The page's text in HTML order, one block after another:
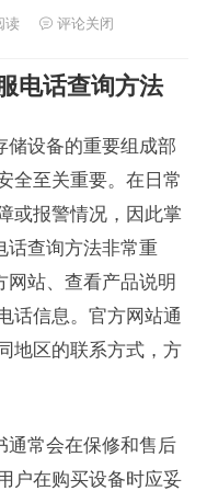
读 评论关闭
电话查询方法
储设备的重要组成部
全至关重要。在日常
或报警情况，因此掌
话查询方法非常重
网站、查看产品说明
话信息。官方网站通
地区的联系方式，方
通常会在保修和售后
户在购买设备时应妥